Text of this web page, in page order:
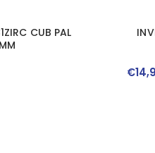
CUB PAL
€14,